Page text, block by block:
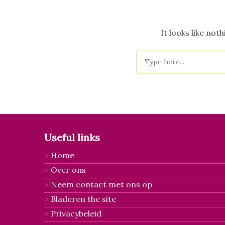
It looks like
Useful links
Home
Over ons
Neem contact met ons op
Bladeren the site
Privacybeleid